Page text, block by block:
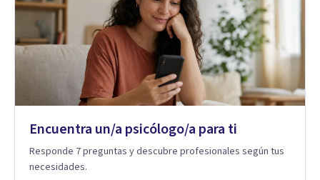
Encuentra un/a psicólogo/a para ti
Responde 7 preguntas y descubre profesionales según tus
necesidades.